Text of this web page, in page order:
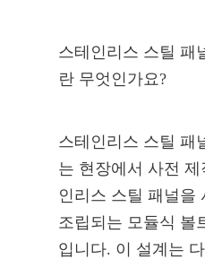
스테인리스 스틸 패
란 무엇인가요?
스테인리스 스틸 패
는 현장에서 사전 제
인리스 스틸 패널을
조립되는 모듈식 볼
입니다. 이 설계는